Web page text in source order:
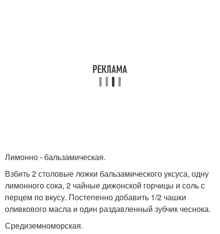
Лимонно - бальзамическая.
Взбить 2 столовые ложки бальзамического уксуса, одну
лимонного сока, 2 чайные дижонской горчицы и соль с
перцем по вкусу. Постепенно добавить 1/2 чашки
оливкового масла и один раздавленный зубчик чеснока.
Средиземноморская.